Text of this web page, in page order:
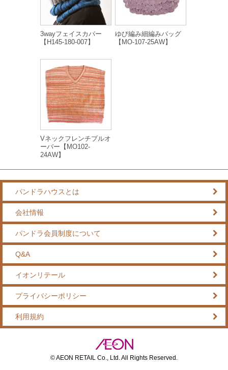
3wayフェイスカバー
【H145-180-007】
ゆび編み細編みバッグ
【MO-107-25AW】
Vネックフレンチプルオ
ーバー【MO102-
24AW】
パンドラハウスとは
会社情報
パンドラ会員制度について
Q&A
イオンリテール
プライバシーポリシー
利用規約
© AEON RETAIL Co., Ltd. All Rights Reserved.